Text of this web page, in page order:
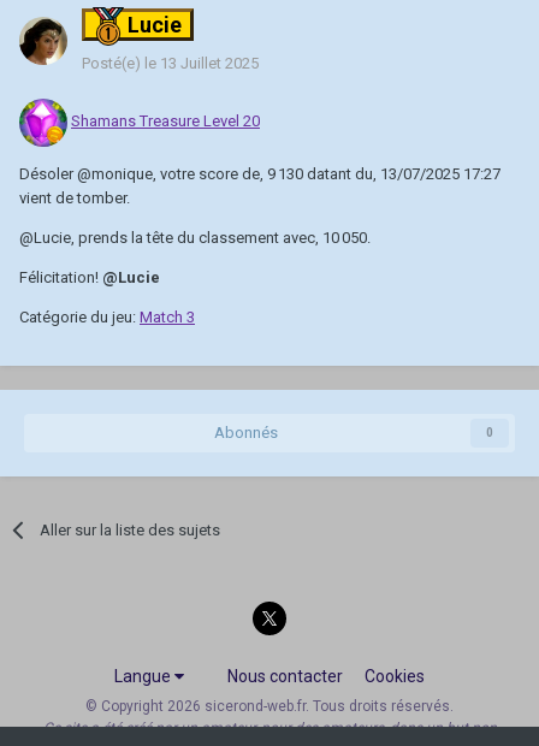
Lucie
Posté(e) le 13 Juillet 2025
Shamans Treasure Level 20
Désoler@monique , votre score de, 9 130 datant du, 13/07/2025 17:27
vient de tomber.
@Lucie , prends la tête du classement avec, 10 050.
Félicitation! @Lucie
Catégorie du jeu: Match 3
Abonnés 0
Aller sur la liste des sujets
Langue Nous contacter Cookies
© Copyright 2026 sicerond-web.fr. Tous droits réservés.
Ce site a été créé par un amateur, pour des amateurs, dans un but non